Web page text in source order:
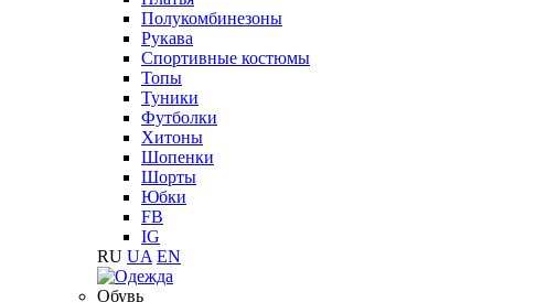
Полукомбинезоны
Рукава
Спортивные костюмы
Топы
Туники
Футболки
Хитоны
Шопенки
Шорты
Юбки
FB
IG
RU UA EN
Обувь